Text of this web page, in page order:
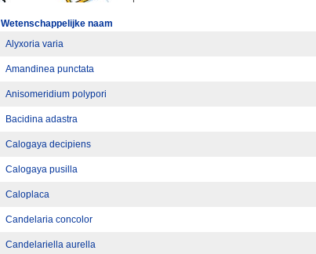
Wetenschappelijke naam
Alyxoria varia
Amandinea punctata
Anisomeridium polypori
Bacidina adastra
Calogaya decipiens
Calogaya pusilla
Caloplaca
Candelaria concolor
Candelariella aurella